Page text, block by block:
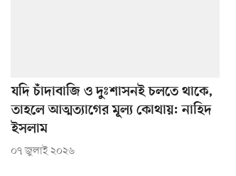
যদি চাঁদাবাজি ও দুঃশাসনই চলতে থাকে,
তাহলে আত্মত্যাগের মূল্য কোথায়: নাহিদ
ইসলাম
০৭ জুলাই ২০২৬